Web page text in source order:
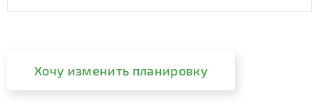
Хочу изменить планировку